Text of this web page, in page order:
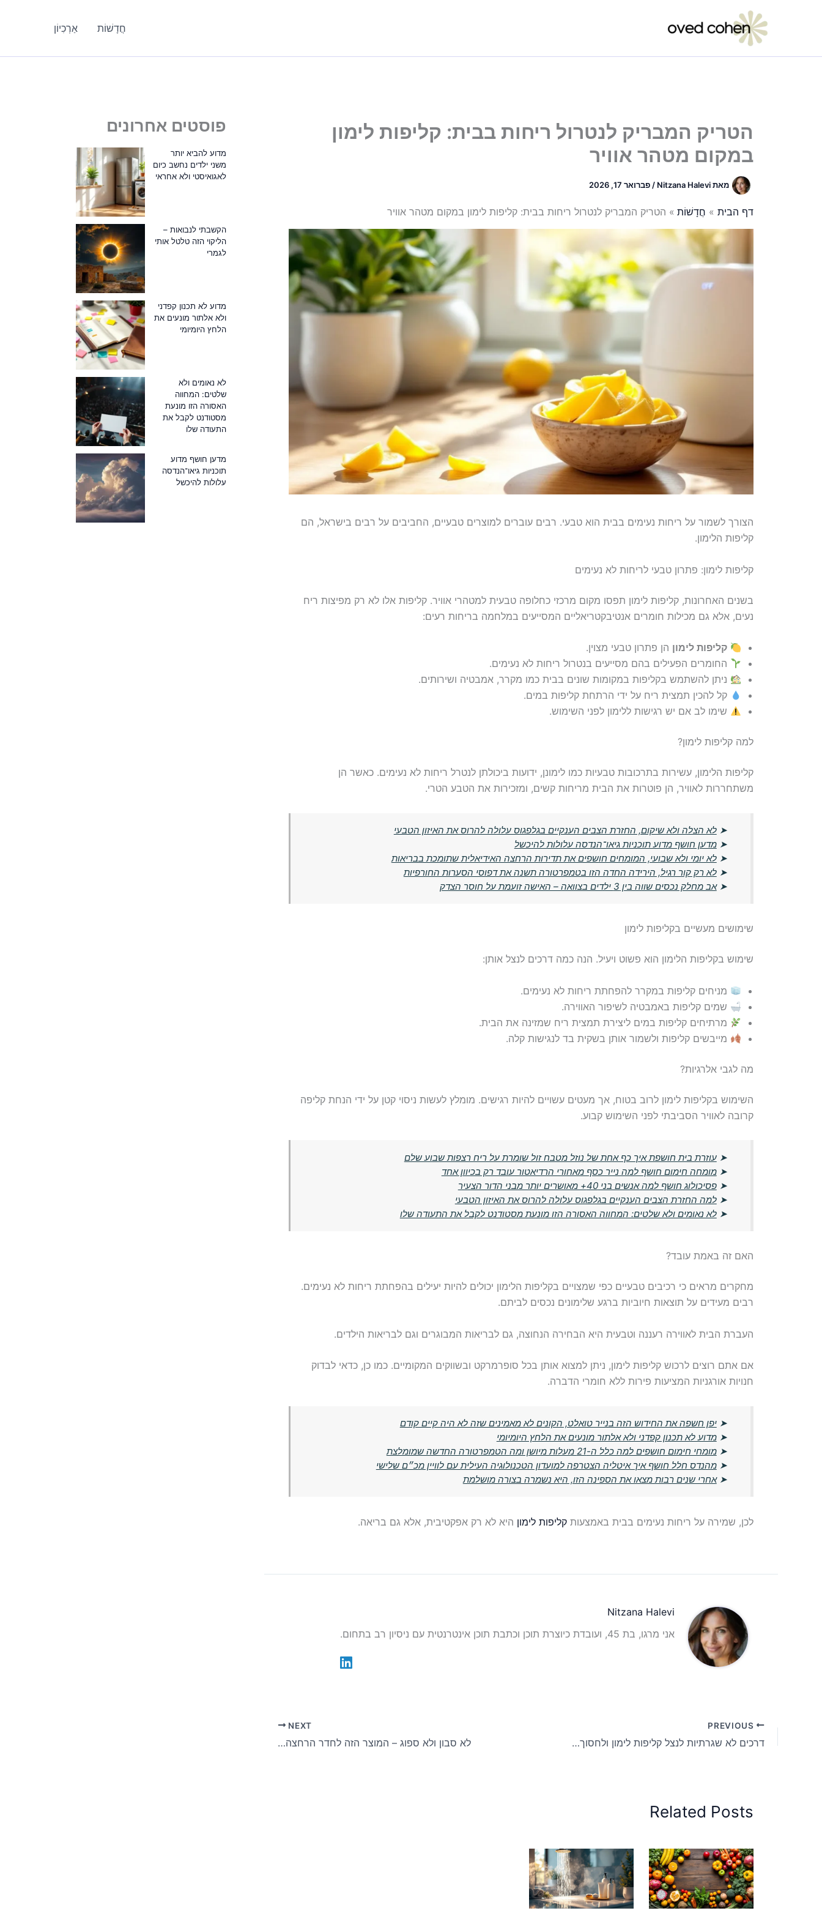
חֲדָשׁוֹת אַרְכִיוֹן
הטריק המבריק לנטרול ריחות בבית: קליפות לימון
במקום מטהר אוויר
מאתNitzana Halevi
/ פברואר 17, 2026
דף הבית חֲדָשׁוֹת הטריק המבריק לנטרול ריחות בבית: קליפות לימון במקום מטהר אוויר
הצורך לשמור על ריחות נעימים בבית הוא טבעי. רבים עוברים למוצרים טבעיים, החביבים על רבים בישראל, הם
קליפות הלימון.
קליפות לימון: פתרון טבעי לריחות לא נעימים
בשנים האחרונות, קליפות לימון תפסו מקום מרכזי כחלופה טבעית למטהרי אוויר. קליפות אלו לא רק מפיצות ריח
נעים, אלא גם מכילות חומרים אנטיבקטריאליים המסייעים במלחמה בריחות רעים:
קליפות לימון הן פתרון טבעי מצוין.
החומרים הפעילים בהם מסייעים בנטרול ריחות לא נעימים.
ניתן להשתמש בקליפות במקומות שונים בבית כמו מקרר, אמבטיה ושירותים.
קל להכין תמצית ריח על ידי הרתחת קליפות במים.
שימו לב אם יש רגישות ללימון לפני השימוש.
למה קליפות לימון?
קליפות הלימון, עשירות בתרכובות טבעיות כמו לימונן, ידועות ביכולתן לנטרל ריחות לא נעימים. כאשר הן
משתחררות לאוויר, הן פוטרות את הבית מריחות קשים, ומזכירות את הטבע הטרי.
➤לא הצלה ולא שיקום, החזרת הצבים הענקיים בגלפגוס עלולה להרוס את האיזון הטבעי
➤מדען חושף מדוע תוכניות גיאו־הנדסה עלולות להיכשל
➤לא יומי ולא שבועי, המומחים חושפים את תדירות הרחצה האידיאלית שתומכת בבריאות
➤לא רק קור רגיל, הירידה החדה הזו בטמפרטורה תשנה את דפוסי הסערות החורפיות
➤אב מחלק נכסים שווה בין 3 ילדים בצוואה – האישה זועמת על חוסר הצדק
שימושים מעשיים בקליפות לימון
שימוש בקליפות הלימון הוא פשוט ויעיל. הנה כמה דרכים לנצל אותן:
מניחים קליפות במקרר להפחתת ריחות לא נעימים.
שמים קליפות באמבטיה לשיפור האווירה.
מרתיחים קליפות במים ליצירת תמצית ריח שמזינה את הבית.
מייבשים קליפות ולשמור אותן בשקית בד לנגישות קלה.
מה לגבי אלרגיות?
השימוש בקליפות לימון לרוב בטוח, אך מעטים עשויים להיות רגישים. מומלץ לעשות ניסוי קטן על ידי הנחת קליפה
קרובה לאוויר הסביבתי לפני השימוש קבוע.
➤עוזרת בית חושפת איך כף אחת של נוזל מטבח זול שומרת על ריח רצפות שבוע שלם
➤מומחה חימום חושף למה נייר כסף מאחורי הרדיאטור עובד רק בכיוון אחד
➤פסיכולוג חושף למה אנשים בני 40+ מאושרים יותר מבני הדור הצעיר
➤למה החזרת הצבים הענקיים בגלפגוס עלולה להרוס את האיזון הטבעי
➤לא נאומים ולא שלטים: המחווה האסורה הזו מונעת מסטודנט לקבל את התעודה שלו
האם זה באמת עובד?
מחקרים מראים כי רכיבים טבעיים כפי שמצויים בקליפות הלימון יכולים להיות יעילים בהפחתת ריחות לא נעימים.
רבים מעידים על תוצאות חיוביות ברגע שלימונים נכסים לביתם.
העברת הבית לאווירה רעננה וטבעית היא הבחירה הנחוצה, גם לבריאות המבוגרים וגם לבריאות הילדים.
אם אתם רוצים לרכוש קליפות לימון, ניתן למצוא אותן בכל סופרמרקט ובשווקים המקומיים. כמו כן, כדאי לבדוק
חנויות אורגניות המציעות פירות ללא חומרי הדברה.
➤יפן חשפה את החידוש הזה בנייר טואלט, הקונים לא מאמינים שזה לא היה קיים קודם
➤מדוע לא תכנון קפדני ולא אלתור מונעים את הלחץ היומיומי
➤מומחי חימום חושפים למה כלל ה-21 מעלות מיושן ומה הטמפרטורה החדשה שמומלצת
➤מהנדס חלל חושף איך איטליה הצטרפה למועדון הטכנולוגיה העילית עם לוויין מכ״ם שלישי
➤אחרי שנים רבות מצאו את הספינה הזו, היא נשמרה בצורה מושלמת
לכן, שמירה על ריחות נעימים בבית באמצעות קליפות לימון היא לא רק אפקטיבית, אלא גם בריאה.
Nitzana Halevi
אני מרגו, בת 45, ועובדת כיוצרת תוכן וכתבת תוכן אינטרנטית עם ניסיון רב בתחום.
דרכים לא שגרתיות לנצל קליפות לימון ולחסוך מאות שקלים
NEXT
לא סבון ולא ספוג – המוצר הזה לחדר הרחצה מספיק בהחלט
Related Posts
פוסטים אחרונים
מדוע להביא יותר
משני ילדים נחשב כיום
לאגואיסטי ולא אחראי
הקשבתי לנבואות –
הליקוי הזה טלטל אותי
לגמרי
מדוע לא תכנון קפדני
ולא אלתור מונעים את
הלחץ היומיומי
לא נאומים ולא
שלטים: המחווה
האסורה הזו מונעת
מסטודנט לקבל את
התעודה שלו
מדען חושף מדוע
תוכניות גיאו־הנדסה
עלולות להיכשל